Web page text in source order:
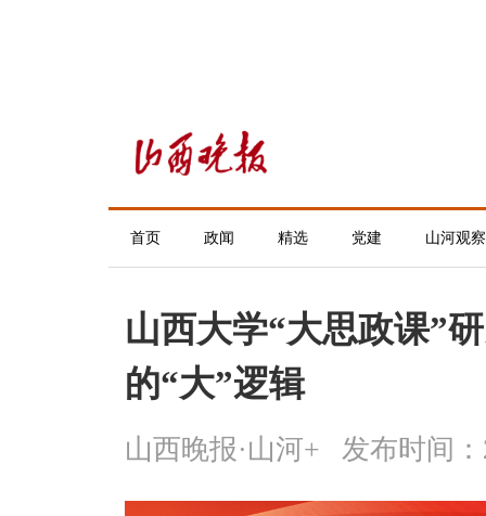
首页 政闻 精选 党建 山河观察
山西大学“大思政课”
的“大”逻辑
山西晚报·山河+ 发布时间：